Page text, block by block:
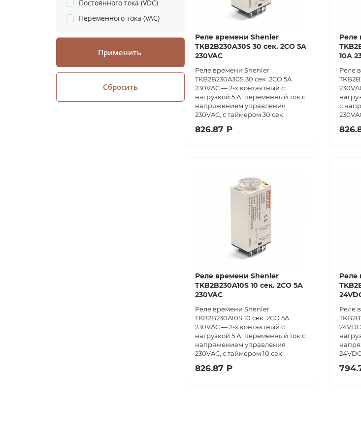
Постоянного тока (VDC)
Переменного тока (VAC)
Применить
Сбросить
Реле времени Shenler
TKB2B230A30S 30 сек. 2СО 5A
230VAC
Реле времени Shenler
TKB2B230A30S 30 сек. 2СО 5A
230VAC — 2-х контактный с
нагрузкой 5 А, переменный ток с
напряжением управления
230VAC, с таймером 30 сек.
826.87 ₽
Реле
10A
Реле
с
Реле времени Shenler
TKB2B230A10S 10 сек. 2CO 5A
230VAC
Реле времени Shenler
TKB2B230A10S 10 сек. 2CO 5A
230VAC — 2-х контактный с
нагрузкой 5 А, переменный ток с
напряжением управления
230VAC, с таймером 10 сек.
826.87 ₽
Реле
Реле